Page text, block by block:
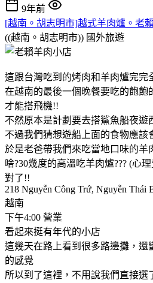
9年前
[越南。胡志明市]越式羊肉爐。老
((越南。胡志明市)) 國外旅遊
這跟台灣吃到的烤肉和羊肉爐完完
在越南的最後一個晚餐要吃的飽飽
才能搭飛機!!
不然原本是計劃要去搭鯊魚船夜遊
不過我們猜想遊船上面的食物應該
於是老爸帶我們來吃當地口味的羊
啥?30幾度的高溫吃羊肉爐??? (心
對了!!
218 Nguyễn Công Trứ, Nguyễn Thái
越南
下午4:00 營業
看起來挺有年代的小店
這幾天在路上看到很多路邊攤，還
的感覺
所以到了這裡，不用說我們直接選